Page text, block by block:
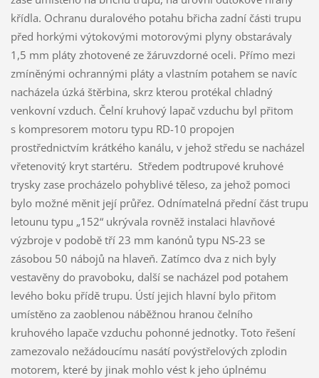
křídla. Ochranu duralového potahu břicha zadní části trupu
před horkými výtokovými motorovými plyny obstarávaly
1,5 mm pláty zhotovené ze žáruvzdorné oceli. Přímo mezi
zmíněnými ochrannými pláty a vlastním potahem se navíc
nacházela úzká štěrbina, skrz kterou protékal chladný
venkovní vzduch. Čelní kruhový lapač vzduchu byl přitom
s kompresorem motoru typu RD-10 propojen
prostřednictvím krátkého kanálu, v jehož středu se nacházel
vřetenovitý kryt startéru. Středem podtrupové kruhové
trysky zase procházelo pohyblivé těleso, za jehož pomoci
bylo možné měnit její průřez. Odnímatelná přední část trupu
letounu typu „152“ ukrývala rovněž instalaci hlavňové
výzbroje v podobě tří 23 mm kanónů typu NS-23 se
zásobou 50 nábojů na hlaveň. Zatímco dva z nich byly
vestavěny do pravoboku, další se nacházel pod potahem
levého boku přídě trupu. Ústí jejich hlavní bylo přitom
umístěno za zaoblenou náběžnou hranou čelního
kruhového lapače vzduchu pohonné jednotky. Toto řešení
zamezovalo nežádoucímu nasátí povýstřelových zplodin
motorem, které by jinak mohlo vést k jeho úplnému